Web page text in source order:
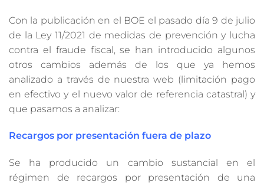
Con la publicación en el BOE el pasado día 9 de julio
de la Ley 11/2021 de medidas de prevención y lucha
contra el fraude fiscal, se han introducido algunos
otros cambios además de los que ya hemos
analizado a través de nuestra web (limitación pago
en efectivo y el nuevo valor de referencia catastral) y
que pasamos a analizar:
Recargos por presentación fuera de plazo
Se ha producido un cambio sustancial en el
régimen de recargos por presentación de una